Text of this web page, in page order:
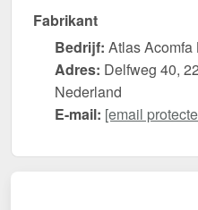
Fabrikant
Bedrijf: Atlas Acomfa
Adres: Delfweg 40,
Nederland
E-mail: [email